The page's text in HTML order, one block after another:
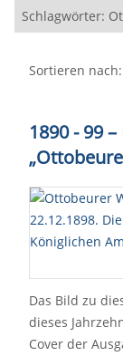
Schlagwörter:
Sortieren nach:
1890 - 99
Das Bild zu
dieses
Cover der